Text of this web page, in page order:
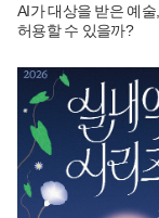
AI가 대상을 받은 예술
허용할 수 있을까?